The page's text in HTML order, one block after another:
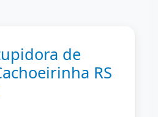
de
RS